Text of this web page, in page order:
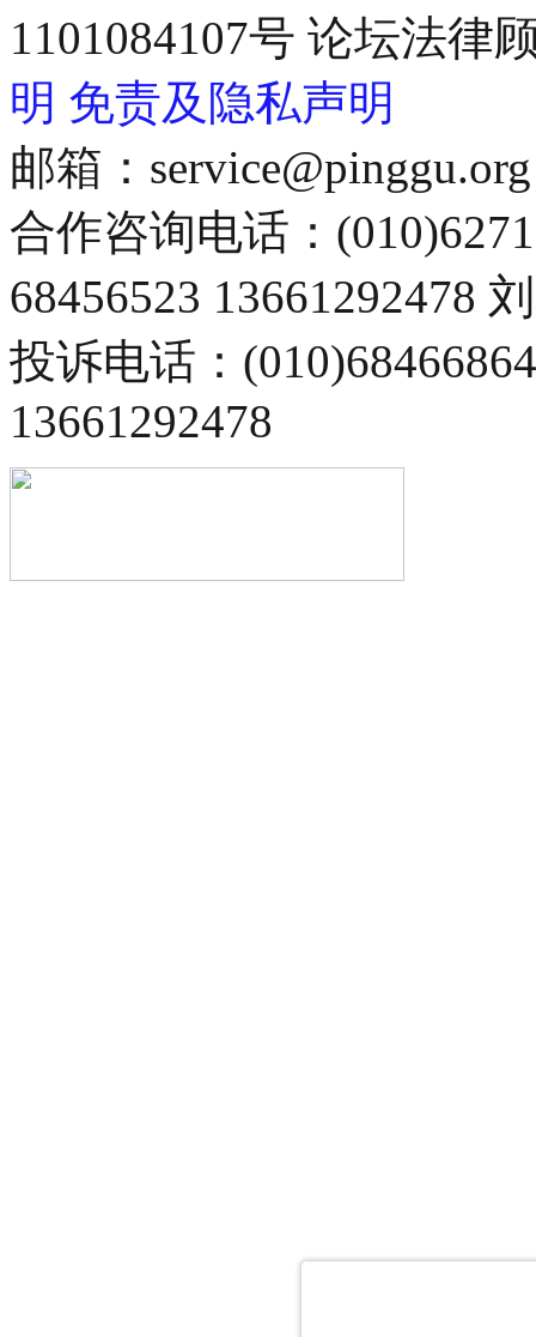
1101084107号 论坛法律
明 免责及隐私声明
邮箱：service@pinggu.org
合作咨询电话：
68456523 13661292478
投诉电话：
13661292478